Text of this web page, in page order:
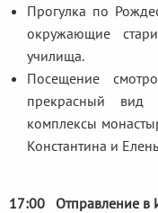
Прогулка по
окружающие
училища.
Посещение
прекрасный вид
комплексы
Константина и
17:00 Отправление в